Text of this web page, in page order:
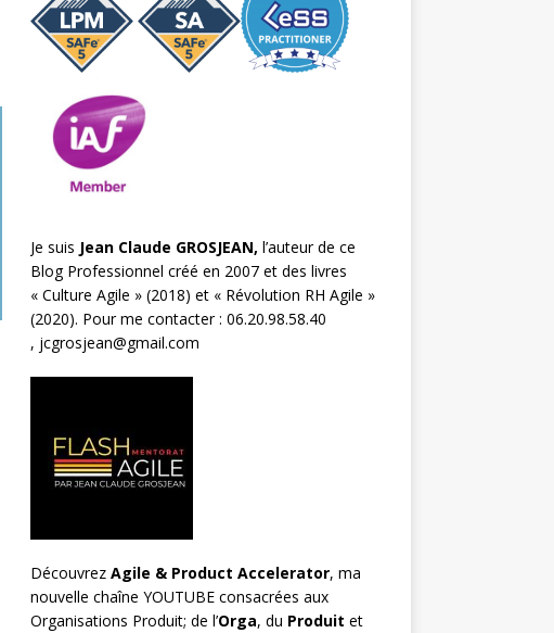
Je suis Jean Claude GROSJEAN, l’auteur de ce
Blog Professionnel créé en 2007 et des livres
« Culture Agile » (2018) et « Révolution RH Agile »
(2020). Pour me contacter : 06.20.98.58.40
, jcgrosjean@gmail.com
Découvrez Agile & Product Accelerator, ma
nouvelle chaîne YOUTUBE consacrées aux
Organisations Produit; de l’Orga, du Produit et